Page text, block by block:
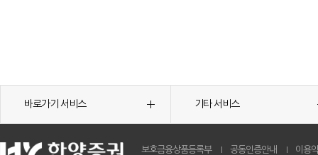
바로가기 서비스 기타 서비스
보호금융상품등록부 공동인증안내 이용